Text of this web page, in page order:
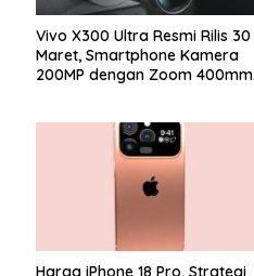
Vivo X300 Ultra Resmi Rilis 30
Maret, Smartphone Kamera
200MP dengan Zoom 400mm
Harga iPhone 18 Pro, Strategi